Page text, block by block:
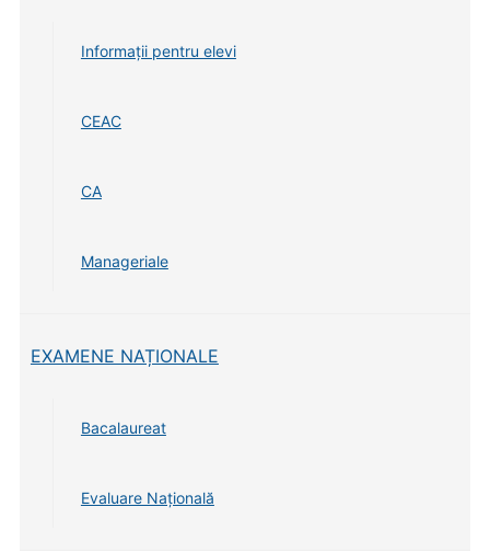
Informații pentru elevi
CEAC
CA
Manageriale
EXAMENE NAȚIONALE
Bacalaureat
Evaluare Națională